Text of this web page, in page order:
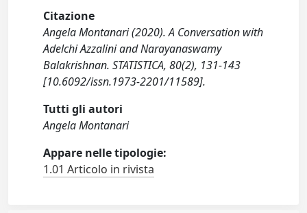
Citazione
Angela Montanari (2020). A Conversation with
Adelchi Azzalini and Narayanaswamy
Balakrishnan. STATISTICA, 80(2), 131-143
[10.6092/issn.1973-2201/11589].
Tutti gli autori
Angela Montanari
Appare nelle tipologie:
1.01 Articolo in rivista